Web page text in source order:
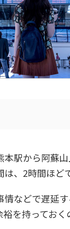
本駅から阿蘇
、2時間ほど
情などで遅延
を持っておく